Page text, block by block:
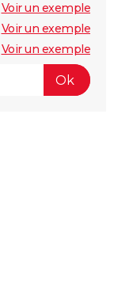
Voir un exemple
Voir un exemple
Voir un exemple